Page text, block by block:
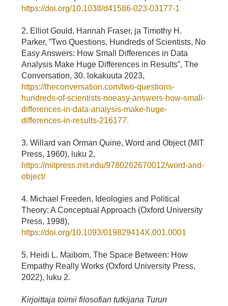
https://doi.org/10.1038/d41586-023-03177-1
2. Elliot Gould, Hannah Fraser, ja Timothy H.
Parker, ”Two Questions, Hundreds of Scientists, No
Easy Answers: How Small Differences in Data
Analysis Make Huge Differences in Results”, The
Conversation, 30. lokakuuta 2023,
https://theconversation.com/two-questions-
hundreds-of-scientists-noeasy-answers-how-small-
differences-in-data-analysis-make-huge-
differences-in-results-216177.
3. Willard van Orman Quine, Word and Object (MIT
Press, 1960), luku 2,
https://mitpress.mit.edu/9780262670012/word-and-
object/
4. Michael Freeden, Ideologies and Political
Theory: A Conceptual Approach (Oxford University
Press, 1998),
https://doi.org/10.1093/019829414X.001.0001
5. Heidi L. Maibom, The Space Between: How
Empathy Really Works (Oxford University Press,
2022), luku 2.
Kirjoittaja toimii filosofian tutkijana Turun